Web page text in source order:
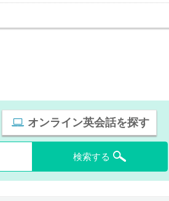
オンライン英会話を探す
検索する